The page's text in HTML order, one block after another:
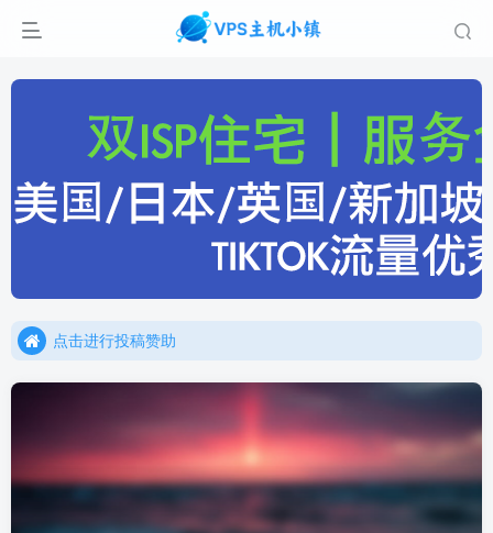
点击加入官方TG频道/聊天群
点击进行投稿赞助
点击加入官方TG频道/聊天群